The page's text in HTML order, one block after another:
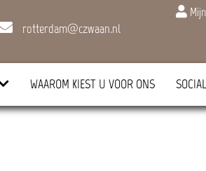
rotterdam@czwaan.nl
WAAROM KIEST U VOOR ONS